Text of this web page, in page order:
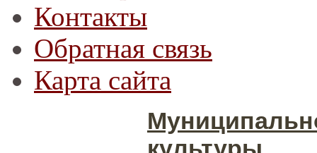
Контакты
Обратная связь
Карта сайта